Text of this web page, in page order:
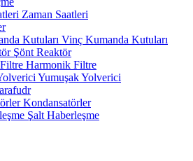
Zaman Saatleri
Vinç Kumanda Kutuları
Şönt Reaktör
Harmonik Filtre
Yumuşak Yolverici
Kondansatörler
Şalt Haberleşme